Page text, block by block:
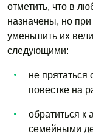
отметить, что в
назначены, но
уменьшить их
следующими:
не прятаться
повестке на
обратиться к
семейными